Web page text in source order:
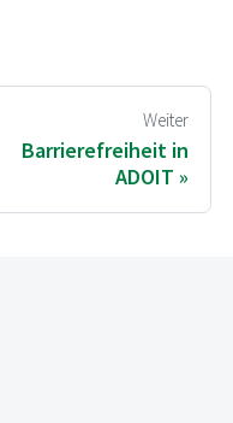
Weiter
Barrierefreiheit in
ADOIT